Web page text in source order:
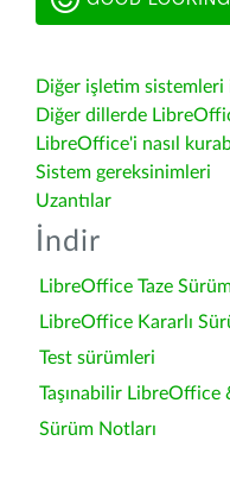
Diğer işletim
Diğer dillerde
LibreOffice'i nasıl
Sistem gereksinimleri
Uzantılar
İndir
LibreOffice Taze
LibreOffice Kararlı
Test sürümleri
Taşınabilir
Sürüm Notları